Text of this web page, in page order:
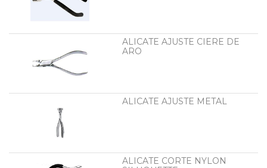
ALICATE AJUSTE CIERE DE
ARO
ALICATE AJUSTE METAL
ALICATE CORTE NYLON